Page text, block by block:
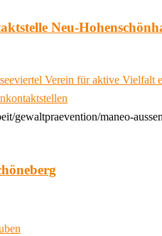
Neu-
Verein für aktive Vielfalt
gewaltpraevention/maneo-